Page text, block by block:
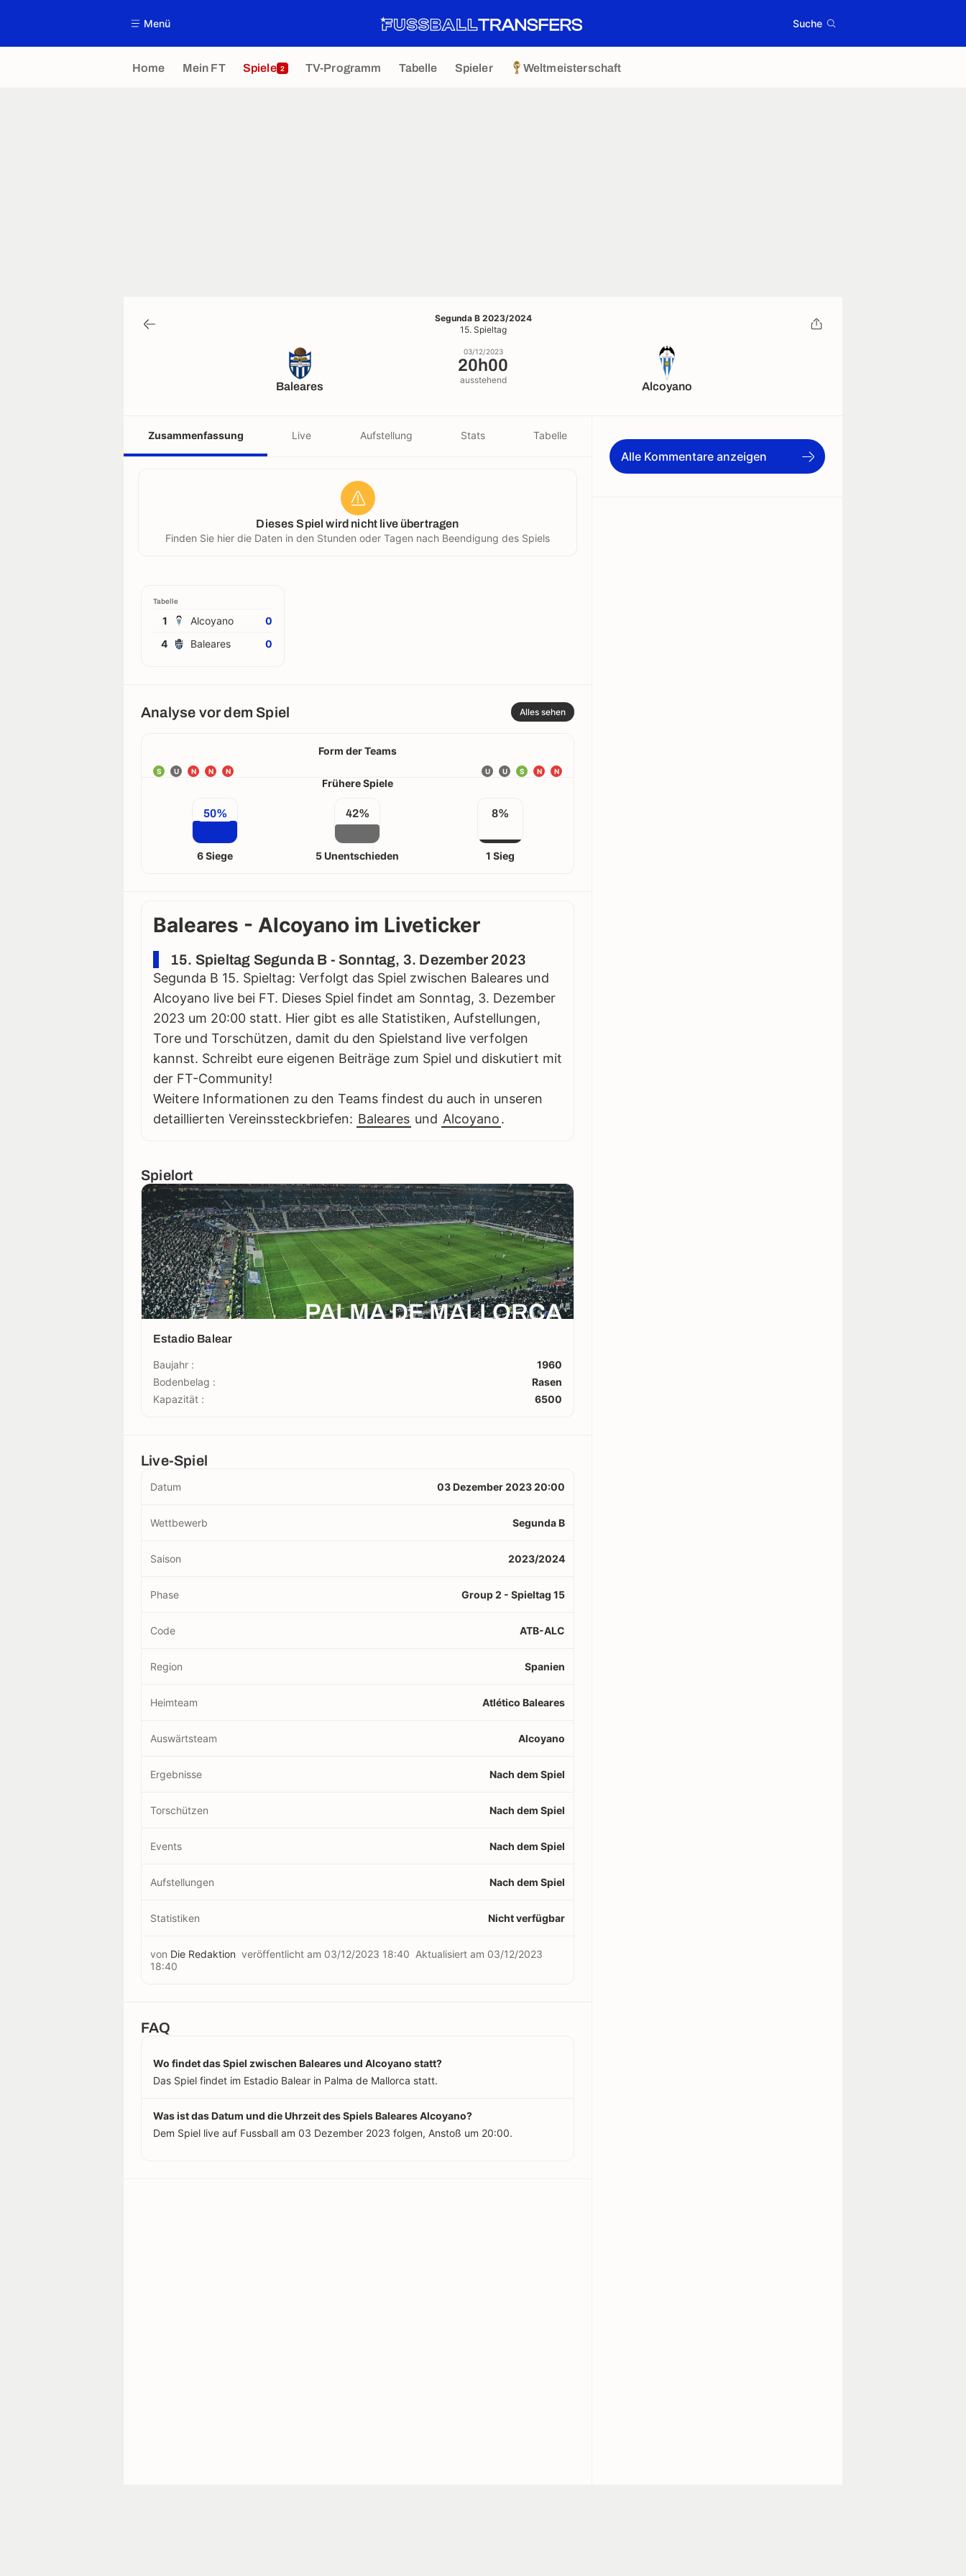
Menü Suche
Home Mein FT Spiele 2 TV-Programm Tabelle Spieler Weltmeisterschaft
Segunda B 2023/2024
15. Spieltag
Baleares
03/12/2023
20h00
ausstehend
Alcoyano
Zusammenfassung Live Aufstellung Stats Tabelle
Dieses Spiel wird nicht live übertragen
Finden Sie hier die Daten in den Stunden oder Tagen nach Beendigung des Spiels
Tabelle
1 Alcoyano
0
4
Baleares 0
Analyse vor dem Spiel Alles sehen
Form der Teams
S U N N N N
N
S
U
U
Frühere Spiele
50%
6 Siege
42%
5 Unentschieden
8%
1 Sieg
Baleares - Alcoyano im Liveticker
15. Spieltag Segunda B - Sonntag, 3. Dezember 2023
Segunda B 15. Spieltag: Verfolgt das Spiel zwischen Baleares und
Alcoyano live bei FT. Dieses Spiel findet am Sonntag, 3. Dezember
2023 um 20:00 statt. Hier gibt es alle Statistiken, Aufstellungen,
Tore und Torschützen, damit du den Spielstand live verfolgen
kannst. Schreibt eure eigenen Beiträge zum Spiel und diskutiert mit
der FT-Community!
Weitere Informationen zu den Teams findest du auch in unseren
detaillierten Vereinssteckbriefen: Baleares und Alcoyano.
Spielort
PALMA DE MALLORCA
Estadio Balear
Baujahr :
1960
Bodenbelag :
Rasen
Kapazität :
6500
Live-Spiel
Datum 03 Dezember 2023 20:00
Wettbewerb Segunda B
Saison 2023/2024
Phase Group 2 - Spieltag 15
Code ATB-ALC
Region Spanien
Heimteam Atlético Baleares
Auswärtsteam Alcoyano
Ergebnisse Nach dem Spiel
Torschützen Nach dem Spiel
Events Nach dem Spiel
Aufstellungen Nach dem Spiel
Statistiken Nicht verfügbar
von Die Redaktion veröffentlicht am 03/12/2023 18:40 Aktualisiert am 03/12/2023
18:40
FAQ
Wo findet das Spiel zwischen Baleares und Alcoyano statt?
Das Spiel findet im Estadio Balear in Palma de Mallorca statt.
Was ist das Datum und die Uhrzeit des Spiels Baleares Alcoyano?
Dem Spiel live auf Fussball am 03 Dezember 2023 folgen, Anstoß um 20:00.
Alle Kommentare anzeigen